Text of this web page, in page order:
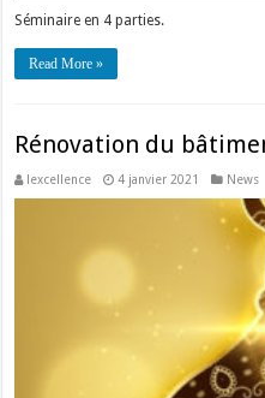
Séminaire en 4 parties.
Read More »
Rénovation du
lexcellence 4 janvier 2021 News